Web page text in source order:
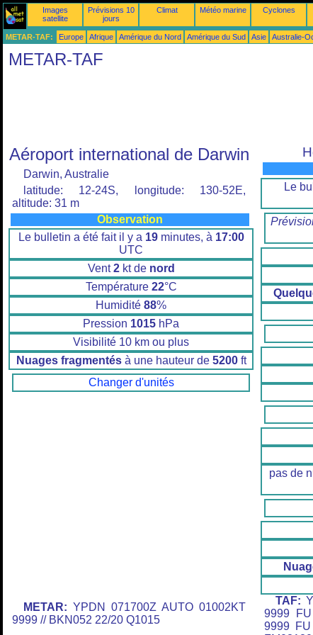
Images
satellite
Prévisions 10
jours
Climat Météo marine Cyclones
METAR-TAF: Europe Afrique Amérique du Nord Amérique du Sud Asie Australie-
METAR-TAF
Aéroport international de Darwin
Darwin, Australie
latitude: 12-24S, longitude: 130-52E,
altitude: 31 m
Observation
Le bulletin a été fait il y a 19minutes, à 17:00
UTC
Vent2kt de nord
Température 22°C
Humidité 88%
Pression 1015 hPa
Visibilité 10 km ou plus
Nuages fragmentésà une hauteur de 5200ft
Changer d'unités
METAR: YPDN 071700Z AUTO 01002KT
9999 // BKN052 22/20 Q1015
Le
pas de
TAF:
9999
9999